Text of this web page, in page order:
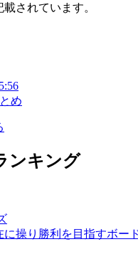
されています。
め
ンキング
操り勝利を目指すボー